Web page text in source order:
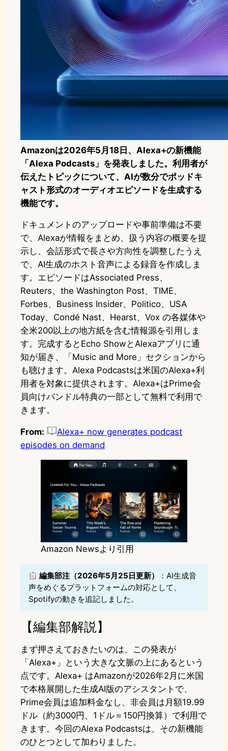
Amazonは2026年5月18日、Alexa+の新機能
「Alexa Podcasts」を発表しました。利用者が
伝えたトピックについて、AIが数分でポッドキ
ャスト形式のオーディオエピソードを生成する
機能です。
ドキュメントのアップロードや事前準備は不要
で、Alexaが情報をまとめ、扱う内容の概要を提
示し、会話形式で長さや方向性を調整したうえ
で、AI生成のホスト音声による録音を作成しま
す。エピソードはAssociated Press、
Reuters、the Washington Post、TIME、
Forbes、Business Insider、Politico、USA
Today、Condé Nast、Hearst、Vox の各媒体や
全米200以上の地方紙を含む情報源を引用しま
す。完成するとEcho ShowとAlexaアプリに通
知が届き、「Music and More」セクションから
も聴けます。Alexa Podcastsは米国のAlexa+利
用者を対象に提供されます。Alexa+はPrime会
員向けバンドル特典の一部として無料で利用で
きます。
From:
Alexa+ now generates podcast
episodes on demand
Amazon Newsより引用
編集部注（2026年5月25日更新）
：AI生成音
声をめぐるプラットフォームの対応として、
Spotifyの動きを追記しました。
【編集部解説】
まず押さえておきたいのは、この発表が
「Alexa+」という大きな文脈の上にあるという
点です。Alexa+ はAmazonが2026年2月に米国
で本格展開した生成AI版のアシスタントで、
Prime会員は追加料金なし、非会員は月額19.99
ドル（約3000円、1ドル＝150円換算）で利用で
きます。今回のAlexa Podcastsは、その新機能
のひとつとして加わりました。